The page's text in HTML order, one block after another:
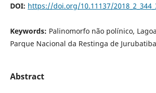
DOI: https://doi.org/10.11137/
Keywords: Palinomorfo não polínico,
Parque Nacional da Restinga de Jurubatiba
Abstract